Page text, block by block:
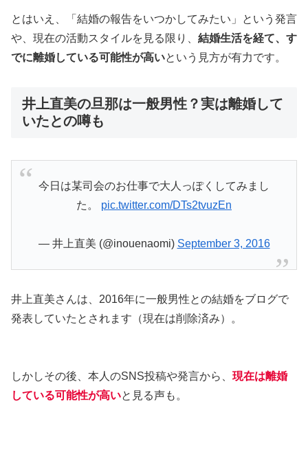
とはいえ、「結婚の報告をいつかしてみたい」という発言
や、現在の活動スタイルを見る限り、 結婚生活を経て、す
でに離婚している可能性が高いという見方が有力です。
井上直美の旦那は一般男性？実は離婚して
いたとの噂も
今日は某司会のお仕事で大人っぽくしてみまし
た。 pic.twitter.com/DTs2tvuzEn
— 井上直美 (@inouenaomi) September 3, 2016
井上直美さんは、2016年に一般男性との結婚をブログで
発表していたとされます（現在は削除済み）。
しかしその後、本人のSNS投稿や発言から、 現在は離婚
している可能性が高いと見る声も。